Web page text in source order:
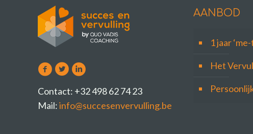
Contact: +32 498 62 74 23
Mail:info@succesenvervulling.be
AANBOD
1 jaar
Het